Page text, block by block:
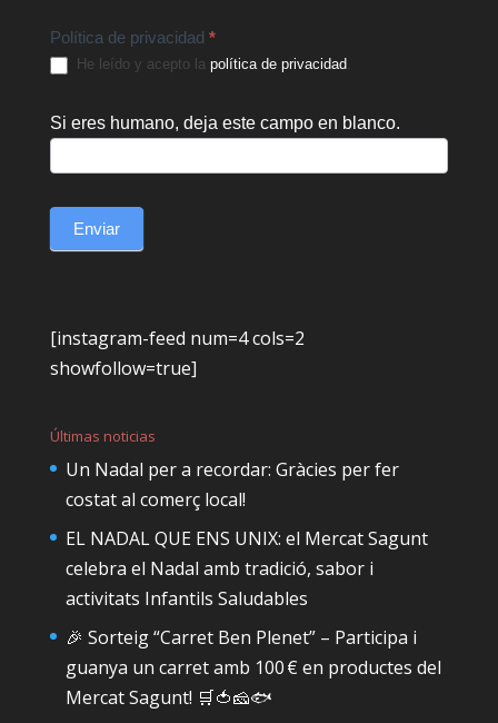
Política de privacidad *
He leído y acepto la política de privacidad.
Si eres humano, deja este campo en blanco.
Enviar
[instagram-feed num=4 cols=2
showfollow=true]
Últimas noticias
Un Nadal per a recordar: Gràcies per fer
costat al comerç local!
EL NADAL QUE ENS UNIX: el Mercat Sagunt
celebra el Nadal amb tradició, sabor i
activitats Infantils Saludables
🎉 Sorteig “Carret Ben Plenet” – Participa i
guanya un carret amb 100 € en productes del
Mercat Sagunt! 🛒🍅🧀🐟